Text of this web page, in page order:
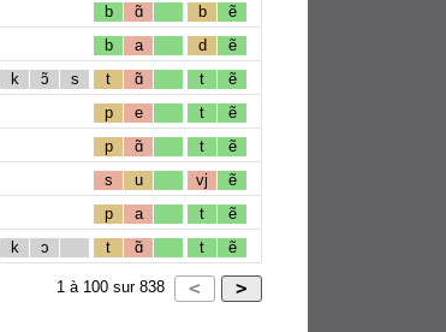
b ɑ̃ b ẽ
b a d ẽ
k ɔ̃ s t ɑ̃ t ẽ
p e t ẽ
p ɑ̃ t ẽ
s u vj ẽ
p a t ẽ
k ɔ t ɑ̃ t ẽ
1 à 100 sur 838